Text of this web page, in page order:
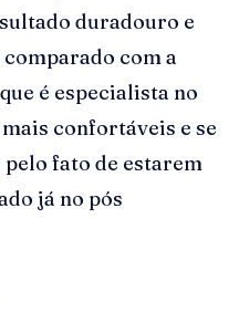
duradouro e
com a
é especialista no
confortáveis e se
fato de estarem
já no pós